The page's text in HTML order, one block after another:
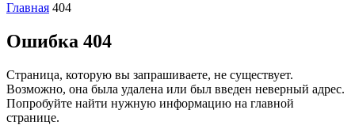
Главная 404
Ошибка 404
Страница, которую вы запрашиваете, не существует.
Возможно, она была удалена или был введен неверный адрес.
Попробуйте найти нужную информацию на главной
странице.